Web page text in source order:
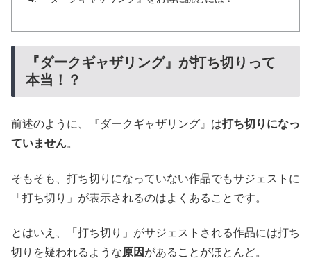
『ダークギャザリング』が打ち切りって
本当！？
前述のように、『ダークギャザリング』は打ち切りになっ
ていません。
そもそも、打ち切りになっていない作品でもサジェストに
「打ち切り」が表示されるのはよくあることです。
とはいえ、「打ち切り」がサジェストされる作品には打ち
切りを疑われるような原因 があることがほとんど。